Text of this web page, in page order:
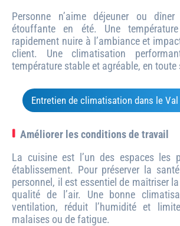
Personne n’aime déjeuner ou
étouffante en été. Une
rapidement nuire à l’ambiance et
client. Une climatisation
température stable et agréable, en toute
Entretien de climatisation dans le Val
Améliorer les conditions de travail
La cuisine est l’un des espaces les
établissement. Pour préserver la
personnel, il est essentiel de maîtriser
qualité de l’air. Une bonne
ventilation, réduit l’humidité et
malaises ou de fatigue.